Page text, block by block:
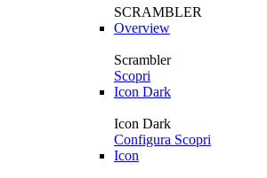
SCRAMBLER
Overview
Scrambler
Scopri
Icon Dark
Icon Dark
Configura Scopri
Icon